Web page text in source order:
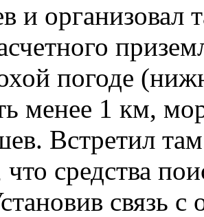
и организовал
погоде
менее 1 км,
Встретил
средства